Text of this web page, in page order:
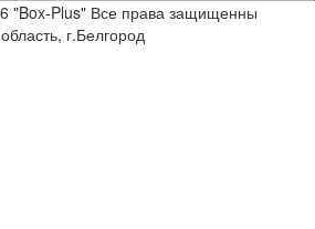
"Box-Plus" Все права защищенны
г.Белгород